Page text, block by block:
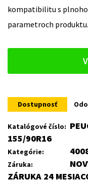
kompatibilitu s
parametroch produktu.
Dostupnosť
Katalógové číslo:
155/90R16
Kategórie:
Záruka:
ZÁRUKA 24